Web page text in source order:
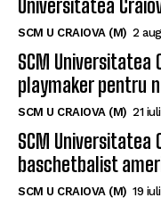
SCM Universitatea
playmaker pentru
SCM U CRAIOVA (M) 21
SCM Universitatea
baschetbalist
SCM U CRAIOVA (M) 19
CELE MAI CITITE